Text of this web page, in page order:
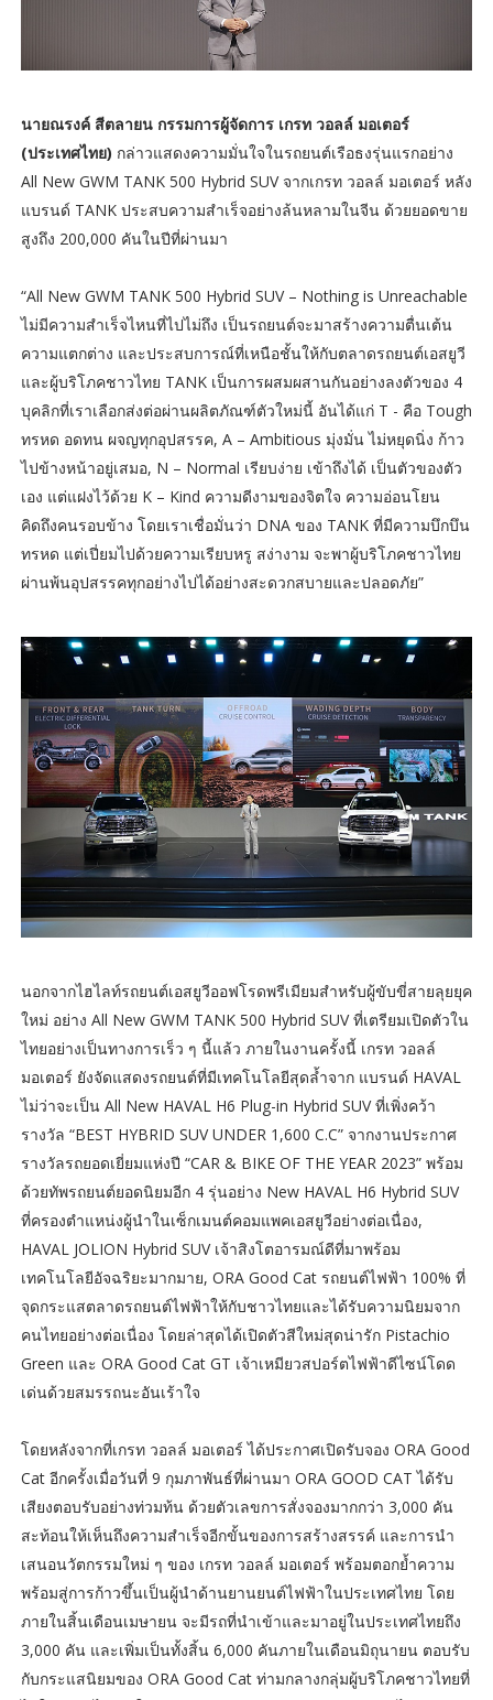
นายณรงค์ สีตลายน กรรมการผู้จัดการ เกรท วอลล์ มอเตอร์
(ประเทศไทย) กล่าวแสดงความมั่นใจในรถยนต์เรือธงรุ่นแรกอย่าง
All New GWM TANK 500 Hybrid SUV จากเกรท วอลล์ มอเตอร์ หลัง
แบรนด์ TANK ประสบความสำเร็จอย่างล้นหลามในจีน ด้วยยอดขาย
สูงถึง 200,000 คันในปีที่ผ่านมา
“All New GWM TANK 500 Hybrid SUV – Nothing is Unreachable
ไม่มีความสำเร็จไหนที่ไปไม่ถึง เป็นรถยนต์จะมาสร้างความตื่นเต้น
ความแตกต่าง และประสบการณ์ที่เหนือชั้นให้กับตลาดรถยนต์เอสยูวี
และผู้บริโภคชาวไทย TANK เป็นการผสมผสานกันอย่างลงตัวของ 4
บุคลิกที่เราเลือกส่งต่อผ่านผลิตภัณฑ์ตัวใหม่นี้ อันได้แก่ T - คือ Tough
ทรหด อดทน ผจญทุกอุปสรรค, A – Ambitious มุ่งมั่น ไม่หยุดนิ่ง ก้าว
ไปข้างหน้าอยู่เสมอ, N – Normal เรียบง่าย เข้าถึงได้ เป็นตัวของตัว
เอง แต่แฝงไว้ด้วย K – Kind ความดีงามของจิตใจ ความอ่อนโยน
คิดถึงคนรอบข้าง โดยเราเชื่อมั่นว่า DNA ของ TANK ที่มีความบึกบึน
ทรหด แต่เปี่ยมไปด้วยความเรียบหรู สง่างาม จะพาผู้บริโภคชาวไทย
ผ่านพ้นอุปสรรคทุกอย่างไปได้อย่างสะดวกสบายและปลอดภัย”
นอกจากไฮไลท์รถยนต์เอสยูวีออฟโรดพรีเมียมสำหรับผู้ขับขี่สายลุยยุค
ใหม่ อย่าง All New GWM TANK 500 Hybrid SUV ที่เตรียมเปิดตัวใน
ไทยอย่างเป็นทางการเร็ว ๆ นี้แล้ว ภายในงานครั้งนี้ เกรท วอลล์
มอเตอร์ ยังจัดแสดงรถยนต์ที่มีเทคโนโลยีสุดล้ำจาก แบรนด์ HAVAL
ไม่ว่าจะเป็น All New HAVAL H6 Plug-in Hybrid SUV ที่เพิ่งคว้า
รางวัล “BEST HYBRID SUV UNDER 1,600 C.C” จากงานประกาศ
รางวัลรถยอดเยี่ยมแห่งปี “CAR & BIKE OF THE YEAR 2023” พร้อม
ด้วยทัพรถยนต์ยอดนิยมอีก 4 รุ่นอย่าง New HAVAL H6 Hybrid SUV
ที่ครองตำแหน่งผู้นำในเซ็กเมนต์คอมแพคเอสยูวีอย่างต่อเนื่อง,
HAVAL JOLION Hybrid SUV เจ้าสิงโตอารมณ์ดีที่มาพร้อม
เทคโนโลยีอัจฉริยะมากมาย, ORA Good Cat รถยนต์ไฟฟ้า 100% ที่
จุดกระแสตลาดรถยนต์ไฟฟ้าให้กับชาวไทยและได้รับความนิยมจาก
คนไทยอย่างต่อเนื่อง โดยล่าสุดได้เปิดตัวสีใหม่สุดน่ารัก Pistachio
Green และ ORA Good Cat GT เจ้าเหมียวสปอร์ตไฟฟ้าดีไซน์โดด
เด่นด้วยสมรรถนะอันเร้าใจ
โดยหลังจากที่เกรท วอลล์ มอเตอร์ ได้ประกาศเปิดรับจอง ORA Good
Cat อีกครั้งเมื่อวันที่ 9 กุมภาพันธ์ที่ผ่านมา ORA GOOD CAT ได้รับ
เสียงตอบรับอย่างท่วมท้น ด้วยตัวเลขการสั่งจองมากกว่า 3,000 คัน
สะท้อนให้เห็นถึงความสำเร็จอีกขั้นของการสร้างสรรค์ และการนำ
เสนอนวัตกรรมใหม่ ๆ ของ เกรท วอลล์ มอเตอร์ พร้อมตอกย้ำความ
พร้อมสู่การก้าวขึ้นเป็นผู้นำด้านยานยนต์ไฟฟ้าในประเทศไทย โดย
ภายในสิ้นเดือนเมษายน จะมีรถที่นำเข้าและมาอยู่ในประเทศไทยถึง
3,000 คัน และเพิ่มเป็นทั้งสิ้น 6,000 คันภายในเดือนมิถุนายน ตอบรับ
กับกระแสนิยมของ ORA Good Cat ท่ามกลางกลุ่มผู้บริโภคชาวไทยที่